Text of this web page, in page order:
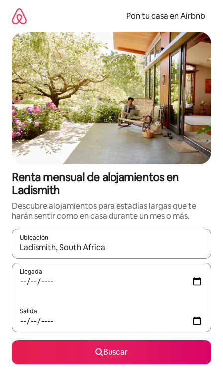
contenido
Pon tu casa en Airbnb
Renta mensual de alojamientos en
Ladismith
Descubre alojamientos para estadías largas que te
harán sentir como en casa durante un mes o más.
Ubicación
Cuando los resultados estén disponibles, navega con las
Llegada
Salida
Buscar